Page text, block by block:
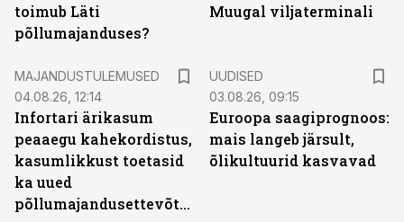
toimub Läti
põllumajanduses?
Muugal viljaterminali
MAJANDUSTULEMUSED
04.08.26, 12:14
Infortari ärikasum
peaaegu kahekordistus,
kasumlikkust toetasid
ka uued
põllumajandusettevõtted
UUDISED
03.08.26, 09:15
Euroopa saagiprognoos:
mais langeb järsult,
õlikultuurid kasvavad